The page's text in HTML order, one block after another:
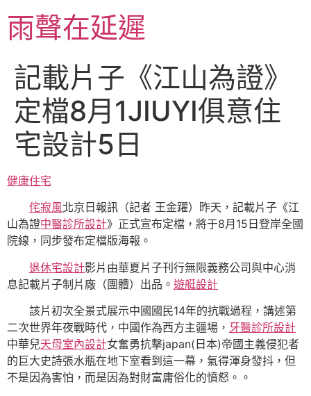
至
主雨聲在延遲
記載片子《江山為證》
定檔8月1JIUYI俱意住
宅設計5日
健康住宅
侘寂風北京日報訊（記者 王金躍）昨天，記載片子《江
山為證中醫診所設計》正式宣布定檔，將于8月15日登岸全國
院線，同步發布定檔版海報。
退休宅設計影片由華夏片子刊行無限義務公司與中心消
息記載片子制片廠（團體）出品。 遊艇設計
該片初次全景式展示中國國民14年的抗戰過程，講述第
二次世界年夜戰時代，中國作為西方主疆場， 牙醫診所設計
中華兒天母室內設計女奮勇抗擊japan(日本)帝國主義侵犯者
的巨大史詩張水瓶在地下室看到這一幕，氣得渾身發抖，但
不是因為害怕，而是因為對財富庸俗化的憤怒。。